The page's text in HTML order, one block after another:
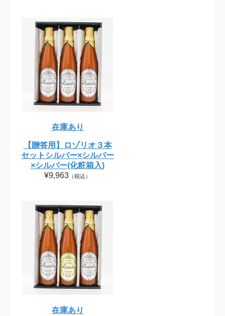
在庫あり
【贈答用】ロゾリオ３本
セットシルバー×シルバー
×シルバー(化粧箱入)
¥9,963 （税込）
在庫あり